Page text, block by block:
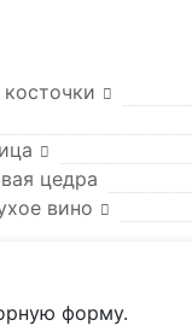
цедра
вино
форму.